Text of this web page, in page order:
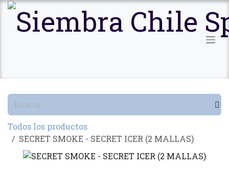
Ir al contenido
Todos los productos
SECRET SMOKE - SECRET ICER (2 MALLAS)